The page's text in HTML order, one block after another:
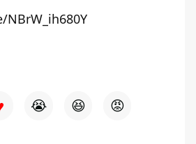
😭 😆 😡